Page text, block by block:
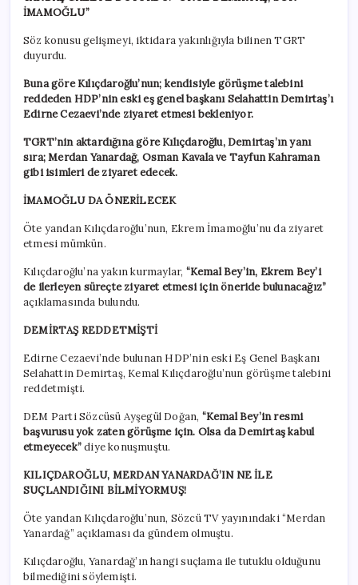
İMAMOĞLU”
Söz konusu gelişmeyi, iktidara yakınlığıyla bilinen TGRT
duyurdu.
Buna göre Kılıçdaroğlu’nun; kendisiyle görüşme talebini
reddeden HDP’nin eski eş genel başkanı Selahattin Demirtaş’ı
Edirne Cezaevi’nde ziyaret etmesi bekleniyor.
TGRT’nin aktardığına göre Kılıçdaroğlu, Demirtaş’ın yanı
sıra; Merdan Yanardağ, Osman Kavala ve Tayfun Kahraman
gibi isimleri de ziyaret edecek.
İMAMOĞLU DA ÖNERİLECEK
Öte yandan Kılıçdaroğlu’nun, Ekrem İmamoğlu’nu da ziyaret
etmesi mümkün.
Kılıçdaroğlu’na yakın kurmaylar, “Kemal Bey’in, Ekrem Bey’i
de ilerleyen süreçte ziyaret etmesi için öneride bulunacağız”
açıklamasında bulundu.
DEMİRTAŞ REDDETMİŞTİ
Edirne Cezaevi’nde bulunan HDP’nin eski Eş Genel Başkanı
Selahattin Demirtaş, Kemal Kılıçdaroğlu’nun görüşme talebini
reddetmişti.
DEM Parti Sözcüsü Ayşegül Doğan, “Kemal Bey’in resmi
başvurusu yok zaten görüşme için. Olsa da Demirtaş kabul
etmeyecek”diye konuşmuştu.
KILIÇDAROĞLU, MERDAN YANARDAĞ’IN NE İLE
SUÇLANDIĞINI BİLMİYORMUŞ!
Öte yandan Kılıçdaroğlu’nun, Sözcü TV yayınındaki “Merdan
Yanardağ” açıklaması da gündem olmuştu.
Kılıçdaroğlu, Yanardağ’ın hangi suçlama ile tutuklu olduğunu
bilmediğini söylemişti.